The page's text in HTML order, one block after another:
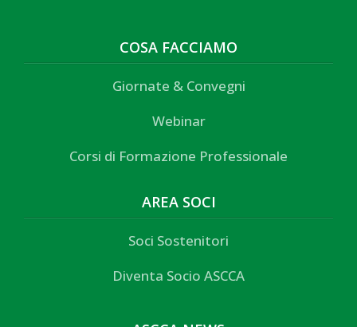
COSA FACCIAMO
Giornate & Convegni
Webinar
Corsi di Formazione Professionale
AREA SOCI
Soci Sostenitori
Diventa Socio ASCCA